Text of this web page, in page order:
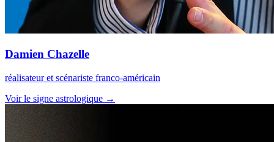
Damien Chazelle
réalisateur et scénariste franco-américain
Voir le signe astrologique →